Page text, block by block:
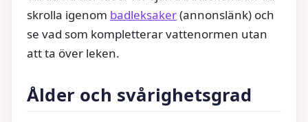
skrolla igenom badleksaker(annonslänk) och
se vad som kompletterar vattenormen utan
att ta över leken.
Ålder och svårighetsgrad